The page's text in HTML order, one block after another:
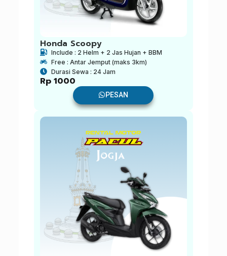
Honda Scoopy
Include : 2 Helm + 2 Jas Hujan + BBM
Free : Antar Jemput (maks 3km)
Durasi Sewa : 24 Jam
Rp 1000
PESAN